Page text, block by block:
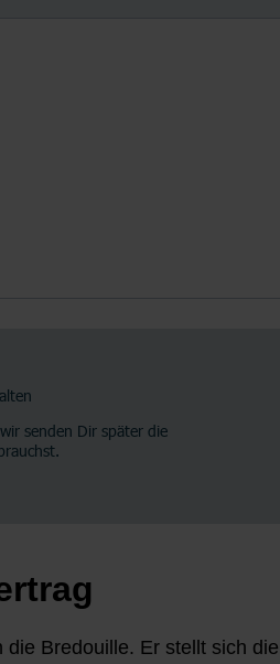
Bredouille. Er stellt sich